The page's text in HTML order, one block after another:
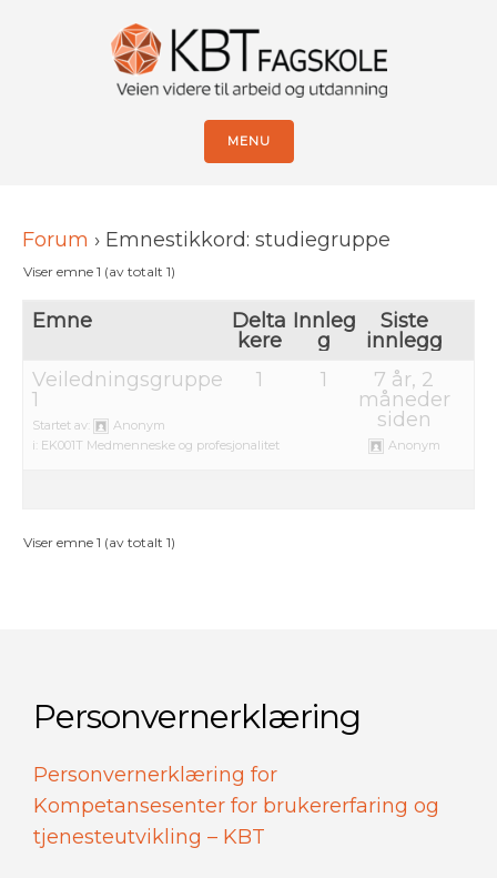
MENU
Forum › Emnestikkord: studiegruppe
Viser emne 1 (av totalt 1)
Emne
Delta
kere
Innleg
g
Siste
innlegg
Veiledningsgruppe
1
Startet av:
Anonym
i: EK001T Medmenneske og profesjonalitet
1 1
7 år, 2
måneder
siden
Anonym
Viser emne 1 (av totalt 1)
Personvernerklæring
Personvernerklæring for
Kompetansesenter for brukererfaring og
tjenesteutvikling – KBT